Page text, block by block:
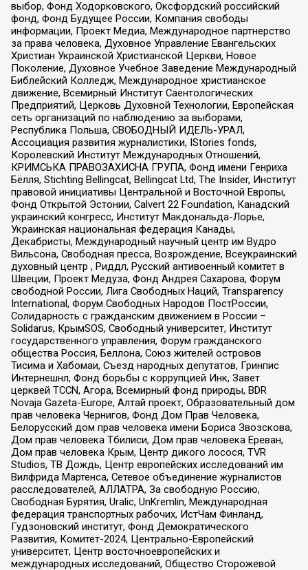
выбор, Фонд Ходорковского, Оксфордский российский
фонд, Фонд Будущее России, Компания свободы
информации, Проект Медиа, Международное партнерство
за права человека, Духовное Управление Евангельских
Христиан Украинской Христианской Церкви, Новое
Поколение, Духовное Учебное Заведение Международный
Библейский Колледж, Международное христианское
движение, Всемирный Институт Саентологических
Предприятий, Церковь Духовной Технологии, Европейская
сеть организаций по наблюдению за выборами,
Республика Польша, СВОБОДНЫЙ ИДЕЛЬ-УРАЛ,
Ассоциация развития журналистики, IStories fonds,
Королевский Институт Международных Отношений,
КРИМСЬКА ПРАВОЗАХИСНА ГРУПА, Фонд имени Генриха
Бёлля, Stichting Bellingcat, Bellingcat Ltd, The Insider, Институт
правовой инициативы Центральной и Восточной Европы,
Фонд Открытой Эстонии, Calvert 22 Foundation, Канадский
украинский конгресс, Институт Макдональда-Лорье,
Украинская национальная федерация Канады,
Декабристы, Международный научный центр им Вудро
Вильсона, Свободная пресса, Возрождение, Всеукраинский
духовный центр , Риддл, Русский антивоенный комитет в
Швеции, Проект Медуза, Фонд Андрея Сахарова, Форум
свободной России, Лига Свободных Наций, Transparеncy
International, Форум Свободных Народов ПостРоссии,
Солидарность с гражданским движением в России –
Solidarus, КрымSOS, Свободный университет, Институт
государственного управления, Форум гражданского
общества Россия, Беллона, Союз жителей островов
Тисима и Хабомаи, Съезд народных депутатов, Гринпис
Интернешнл, Фонд борьбы с коррупцией Инк, Завет
церквей TCCN, Агора, Всемирный фонд природы, BDR
Novaja Gazeta-Europe, Алтай проект, Образовательный дом
прав человека Чернигов, Фонд Дом Прав Человека,
Белорусский дом прав человека имени Бориса Звозскова,
Дом прав человека Тбилиси, Дом прав человека Ереван,
Дом прав человека Крым, Центр дикого лосося, TVR
Studios, ТВ Дождь, Центр европейских исследований им
Вилфрида Мартенса, Сетевое объединение журналистов
расследователей, АЛЛАТРА, За свободную Россию,
Свободная Бурятия, Uralic, UnKremlin, Международная
федерация транспортных рабочих, ИстЧам Финланд,
Гудзоновский институт, Фонд Демократического
Развития, Комитет-2024, Центрально-Европейский
университет, Центр восточноевропейских и
международных исследований, Общество Сторожевой